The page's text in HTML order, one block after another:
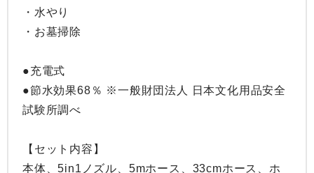
・水やり
・お墓掃除
●充電式
●節水効果68％ ※一般財団法人 日本文化用品安全
試験所調べ
【セット内容】
本体、5in1ノズル、5mホース、33cmホース、ホ